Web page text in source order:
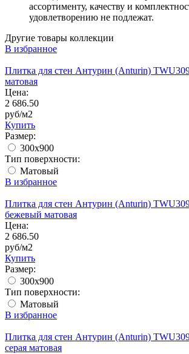
ассортименту, качеству и
удовлетворению не подлежат.
Другие товары коллекции
В избранное
Плитка для стен Антурин (Anturin)
матовая
Цена:
2 686.50
руб/м2
Купить
Размер:
300x900
Тип поверхности:
Матовый
В избранное
Плитка для стен Антурин (Anturin)
бежевый матовая
Цена:
2 686.50
руб/м2
Купить
Размер:
300x900
Тип поверхности:
Матовый
В избранное
Плитка для стен Антурин (Anturin)
серая матовая